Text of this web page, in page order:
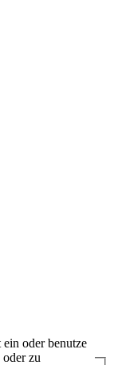
oder benutze
zu